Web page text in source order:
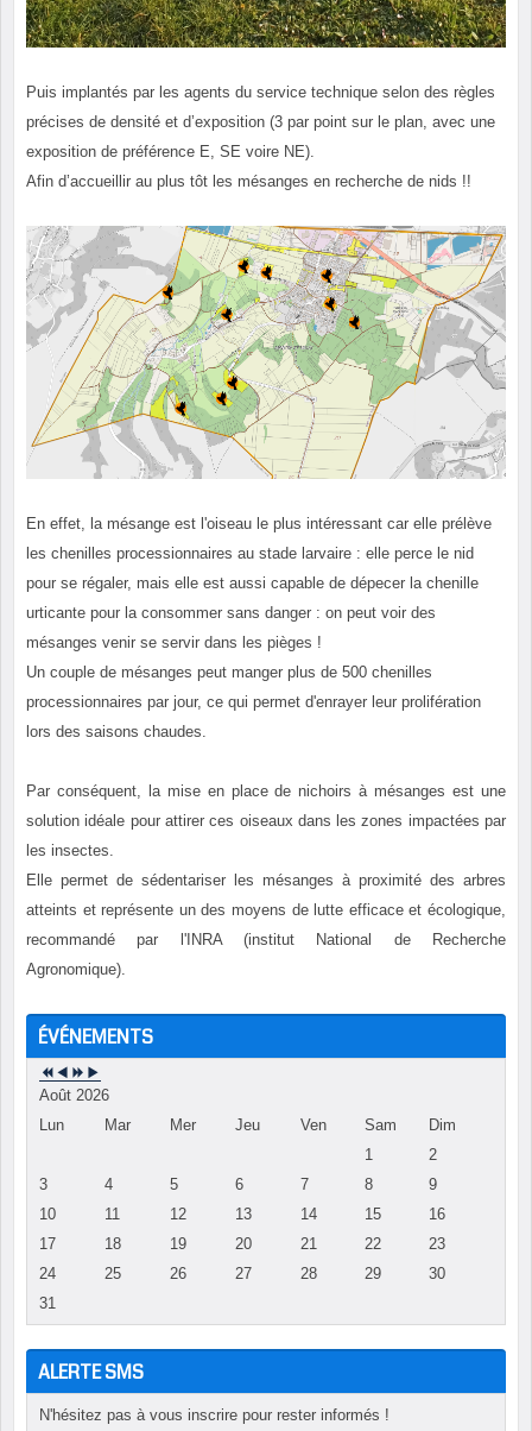
Puis implantés par les agents du service technique selon des règles
précises de densité et d’exposition (3 par point sur le plan, avec une
exposition de préférence E, SE voire NE).
Afin d’accueillir au plus tôt les mésanges en recherche de nids !!
En effet, la mésange est l'oiseau le plus intéressant car elle prélève
les chenilles processionnaires au stade larvaire : elle perce le nid
pour se régaler, mais elle est aussi capable de dépecer la chenille
urticante pour la consommer sans danger : on peut voir des
mésanges venir se servir dans les pièges !
Un couple de mésanges peut manger plus de 500 chenilles
processionnaires par jour, ce qui permet d'enrayer leur prolifération
lors des saisons chaudes.
Par conséquent, la mise en place de nichoirs à mésanges est une
solution idéale pour attirer ces oiseaux dans les zones impactées par
les insectes.
Elle permet de sédentariser les mésanges à proximité des arbres
atteints et représente un des moyens de lutte efficace et écologique,
recommandé par l'INRA (institut National de Recherche
Agronomique).
ÉVÉNEMENTS
Août 2026
Lun
Mar Mer Jeu Ven Sam
Dim
1
2
3
4 5 6 7 8
9
10
11 12 13 14 15
16
17
18 19 20 21 22
23
24
25 26 27 28 29
30
31
ALERTE SMS
N'hésitez pas à vous inscrire pour rester informés !